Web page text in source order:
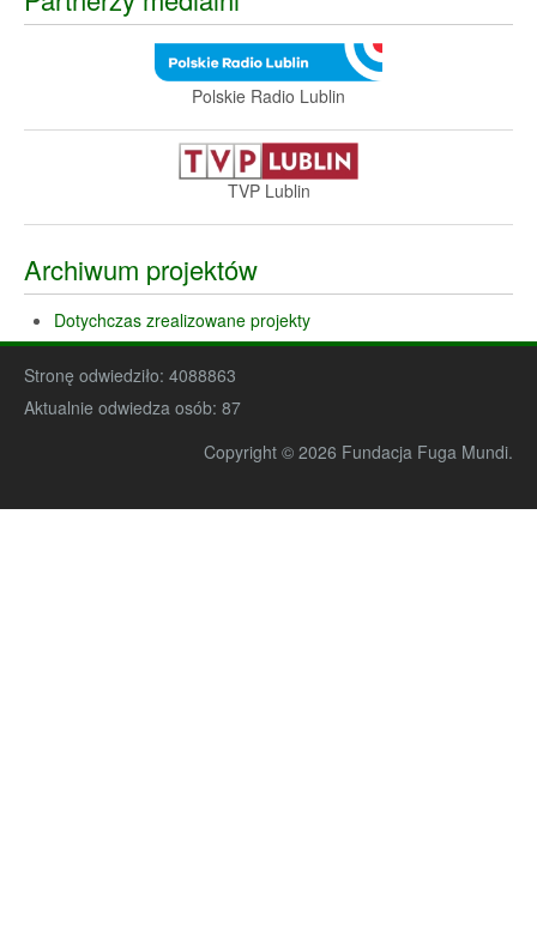
Polskie Radio Lublin
TVP Lublin
Archiwum projektów
Dotychczas zrealizowane projekty
Stronę odwiedziło: 4088863
Aktualnie odwiedza osób: 87
Copyright © 2026 Fundacja Fuga Mundi.